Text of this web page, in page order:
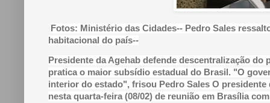
Fotos: Ministério das Cidades-- Pedro Sales
habitacional do país--
Presidente da Agehab defende descentralização
pratica o maior subsídio estadual do Brasil. "O
interior do estado", frisou Pedro Sales O
nesta quarta-feira (08/02) de reunião em Brasília